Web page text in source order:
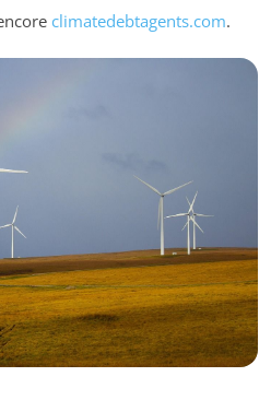
climatedebtagents.com.